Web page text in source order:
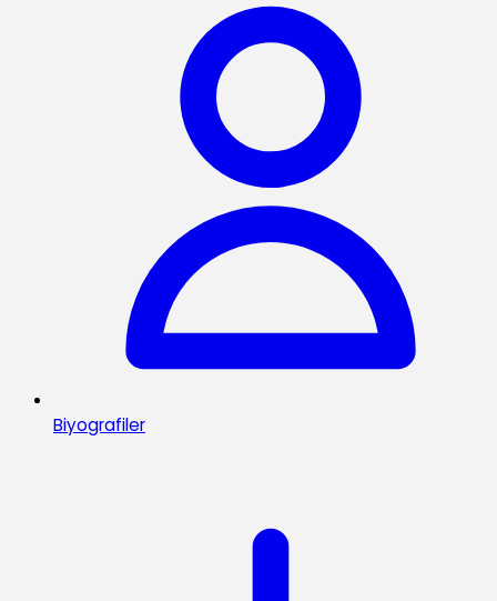
Biyografiler